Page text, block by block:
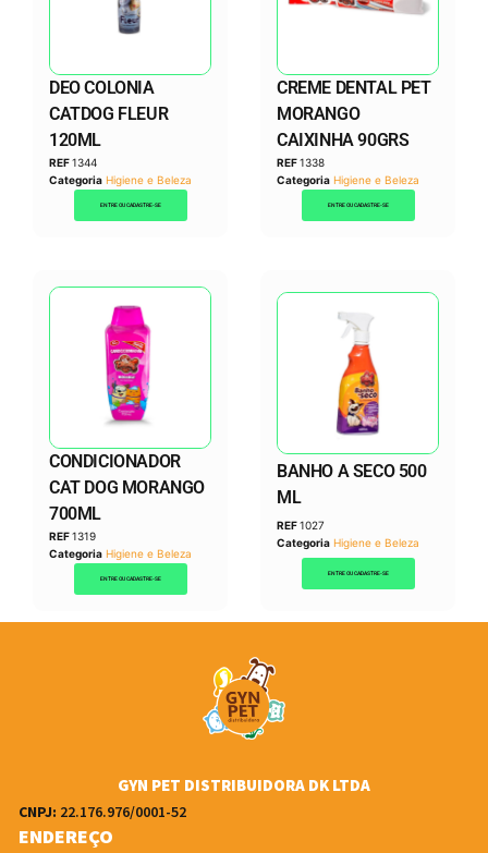
DEO COLONIA
CATDOG FLEUR
120ML
REF1344
Categoria Higiene e Beleza
ENTRE OU CADASTRE-SE
CREME DENTAL PET
MORANGO
CAIXINHA 90GRS
REF1338
Categoria Higiene e Beleza
ENTRE OU CADASTRE-SE
CONDICIONADOR
CAT DOG MORANGO
700ML
REF1319
Categoria Higiene e Beleza
ENTRE OU CADASTRE-SE
BANHO A SECO 500
ML
REF1027
Categoria Higiene e Beleza
ENTRE OU CADASTRE-SE
GYN PET DISTRIBUIDORA DK LTDA
CNPJ: 22.176.976/0001-52
ENDEREÇO